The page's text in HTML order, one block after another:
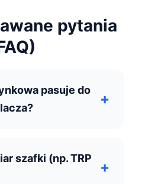
pytania
pasuje do
szafki (np. TRP